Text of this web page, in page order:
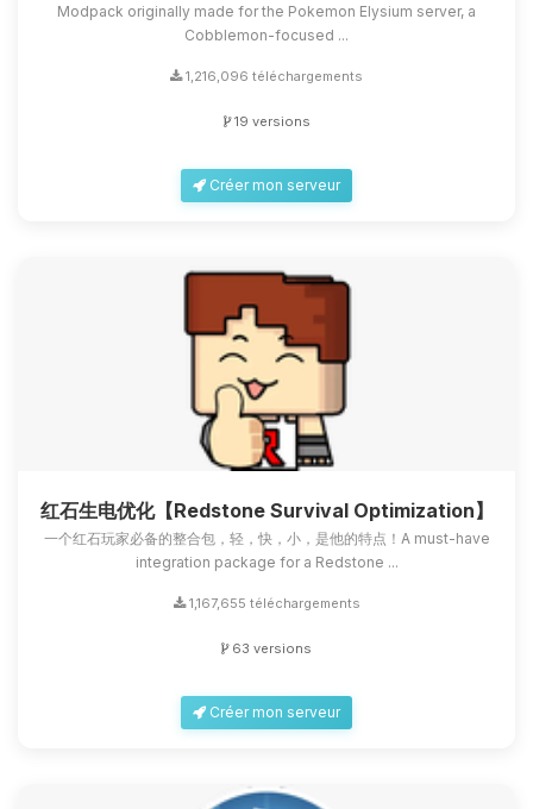
Modpack originally made for the Pokemon Elysium server, a
Cobblemon-focused ...
1,216,096 téléchargements
19 versions
Créer mon serveur
红石生电优化【Redstone Survival Optimization】
一个红石玩家必备的整合包，轻，快，小，是他的特点！A must-have
integration package for a Redstone ...
1,167,655 téléchargements
63 versions
Créer mon serveur